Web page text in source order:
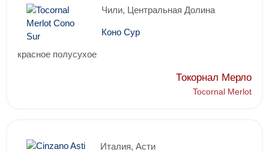
Чили, Центральная Долина
Коно Сур
красное полусухое
Токорнал Мерло
Tocornal Merlot
Италия, Асти